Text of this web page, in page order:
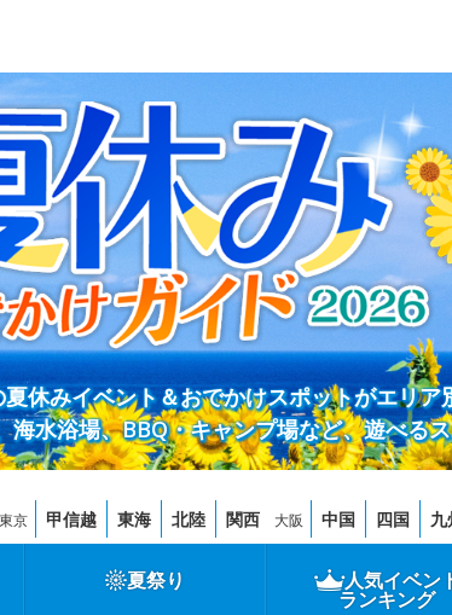
休みイベント＆おでかけスポットがエリア
水浴場、BBQ・キャンプ場など、遊べる
東京 甲信越 東海 北陸 関西 大阪 中国 四国 九
夏祭り 人気イベン
ランキング